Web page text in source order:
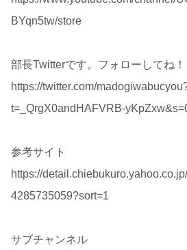
BYqn5tw/store
部長Twitterです。フォローしてね！
https://twitter.com/
t=_QrgX0andHAFVRB-
参考サイト
https://
4285735059?sort=1
サブチャンネル